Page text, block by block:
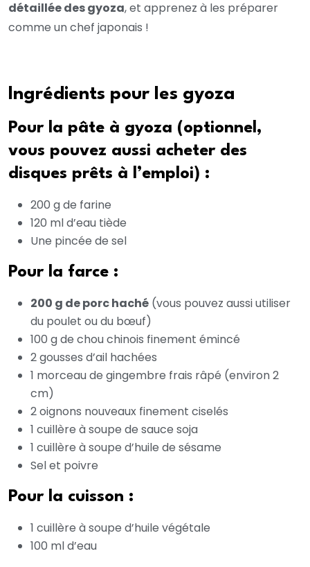
détaillée des gyoza, et apprenez à les préparer
comme un chef japonais !
Ingrédients pour les gyoza
Pour la pâte à gyoza (optionnel,
vous pouvez aussi acheter des
disques prêts à l’emploi) :
200 g de farine
120 ml d’eau tiède
Une pincée de sel
Pour la farce :
200 g de porc haché (vous pouvez aussi utiliser
du poulet ou du bœuf)
100 g de chou chinois finement émincé
2 gousses d’ail hachées
1 morceau de gingembre frais râpé (environ 2
cm)
2 oignons nouveaux finement ciselés
1 cuillère à soupe de sauce soja
1 cuillère à soupe d’huile de sésame
Sel et poivre
Pour la cuisson :
1 cuillère à soupe d’huile végétale
100 ml d’eau